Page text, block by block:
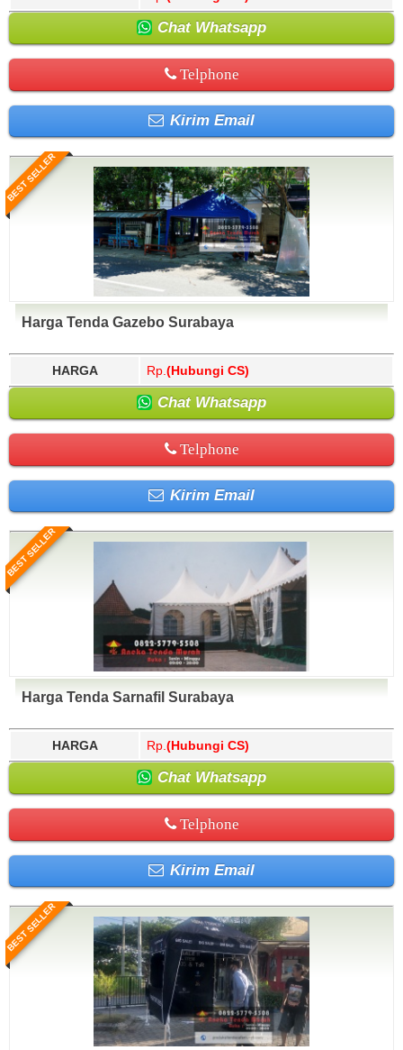
Chat Whatsapp
Telphone
Kirim Email
BEST SELLER
Harga Tenda Gazebo Surabaya
HARGA Rp. (Hubungi CS)
Chat Whatsapp
Telphone
Kirim Email
BEST SELLER
Harga Tenda Sarnafil Surabaya
HARGA Rp. (Hubungi CS)
Chat Whatsapp
Telphone
Kirim Email
BEST SELLER